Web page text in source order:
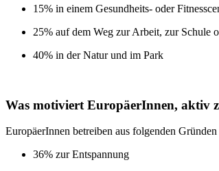
15% in einem Gesundheits- oder
25% auf dem Weg zur Arbeit, zur Schule
40% in der Natur und im Park
Was motiviert EuropäerInnen, aktiv
EuropäerInnen betreiben aus folgenden Gründen
36% zur Entspannung